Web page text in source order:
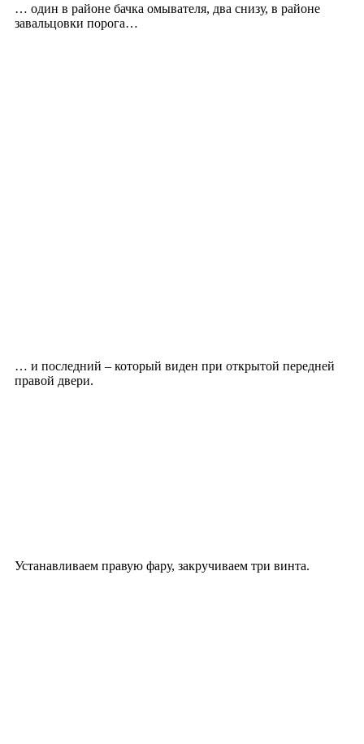
… один в районе бачка омывателя, два снизу, в районе
завальцовки порога…
… и последний – который виден при открытой передней
правой двери.
Устанавливаем правую фару, закручиваем три винта.